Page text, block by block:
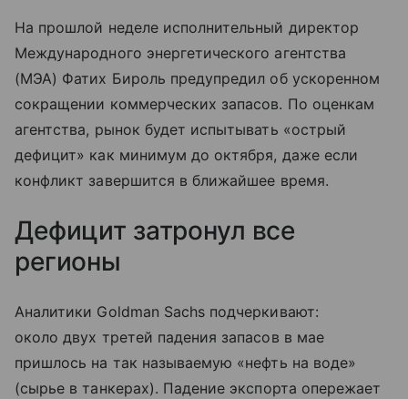
На прошлой неделе исполнительный директор
Международного энергетического агентства
(МЭА) Фатих Бироль предупредил об ускоренном
сокращении коммерческих запасов. По оценкам
агентства, рынок будет испытывать «острый
дефицит» как минимум до октября, даже если
конфликт завершится в ближайшее время.
Дефицит затронул все
регионы
Аналитики Goldman Sachs подчеркивают:
около двух третей падения запасов в мае
пришлось на так называемую «нефть на воде»
(сырье в танкерах). Падение экспорта опережает